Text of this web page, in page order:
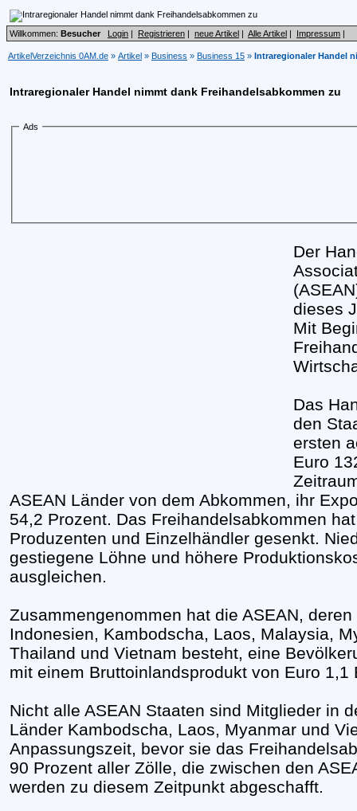
Willkommen: Besucher Login | Registrieren | neue Artikel | Alle Artikel | Impressum |
ArtikelVerzeichnis 0AM.de » Artikel » Business » Business 15 » Intraregionaler Handel
Intraregionaler Handel nimmt dank Freihandelsabkommen zu
Ads
Der
dieses
Mit
Das
den
ersten
Euro
ASEAN Länder von dem Abkommen, ihr
54,2 Prozent. Das Freihandelsabkommen
Produzenten und Einzelhändler gesenkt.
gestiegene Löhne und höhere
ausgleichen.
Zusammengenommen hat die ASEAN,
Indonesien, Kambodscha, Laos, Malaysia,
Thailand und Vietnam besteht, eine
mit einem Bruttoinlandsprodukt von Euro 1,1
Nicht alle ASEAN Staaten sind Mitglieder in
Länder Kambodscha, Laos, Myanmar und
Anpassungszeit, bevor sie das
90 Prozent aller Zölle, die zwischen den
werden zu diesem Zeitpunkt abgeschafft.